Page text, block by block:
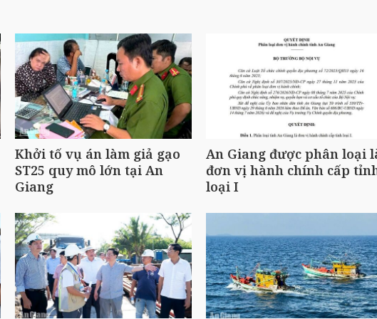
Khởi tố vụ án làm giả gạo
ST25 quy mô lớn tại An
Giang
An Giang được phân loại
đơn vị hành chính cấp
loại I